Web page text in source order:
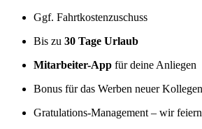
Ggf. Fahrtkostenzuschuss
Bis zu 30 Tage Urlaub
Mitarbeiter-App für deine Anliegen
Bonus für das Werben neuer Kollegen
Gratulations-Management – wir